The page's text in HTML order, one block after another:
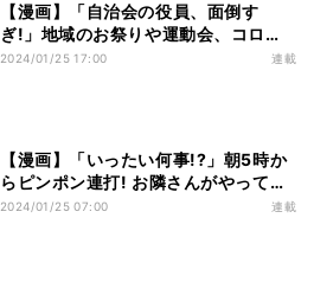
【漫画】「自治会の役員、面倒す
ぎ!」地域のお祭りや運動会、コロナ
禍で気づいたことは…
2024/01/25 17:00 連載
【漫画】「いったい何事!?」朝5時か
らピンポン連打! お隣さんがやって来
た理由は…
2024/01/25 07:00 連載